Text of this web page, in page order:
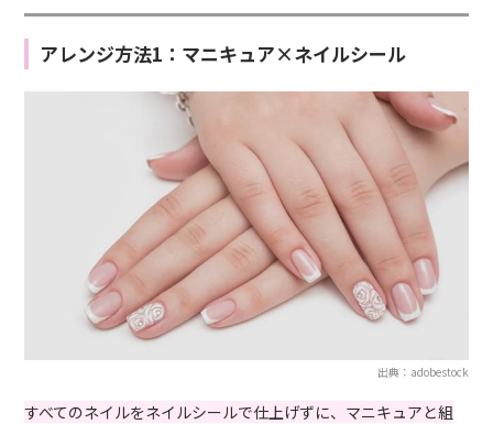
アレンジ方法1：マニキュア×ネイルシール
出典：adobestock
すべてのネイルをネイルシールで仕上げずに、マニキュアと組